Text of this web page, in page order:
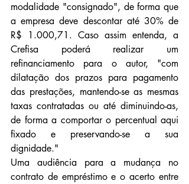
modalidade "consignado", de forma que
a empresa deve descontar até 30% de
R$ 1.000,71. Caso assim entenda, a
Crefisa poderá realizar um
refinanciamento para o autor, "com
dilatação dos prazos para pagamento
das prestações, mantendo-se as mesmas
taxas contratadas ou até diminuindo-as,
de forma a comportar o percentual aqui
fixado e preservando-se a sua
dignidade."
Uma audiência para a mudança no
contrato de empréstimo e o acerto entre